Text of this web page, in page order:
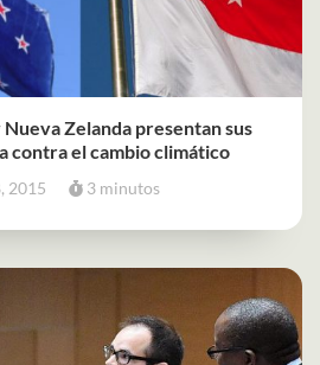
Zelanda presentan sus
contra el cambio climático
2015 3 minutos